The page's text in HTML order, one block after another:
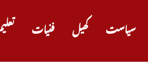
فنیات کھیل سیاست